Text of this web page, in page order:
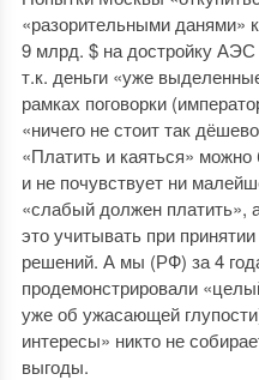
«разорительными данями»
9 млрд. $ на достройку АЭС
т.к. деньги «уже
рамках поговорки
«ничего не стоит так
«Платить и каяться» можно
и не почувствует ни
«слабый должен платить»,
это учитывать при
решений. А мы (РФ) за 4
продемонстрировали
уже об ужасающей
интересы» никто не
выгоды.